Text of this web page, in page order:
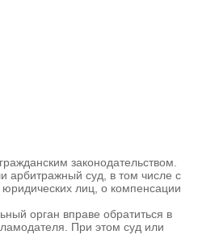
законодательством.
арбитражный суд, в том числе с
лиц, о компенсации
орган вправе обратиться в
При этом суд или